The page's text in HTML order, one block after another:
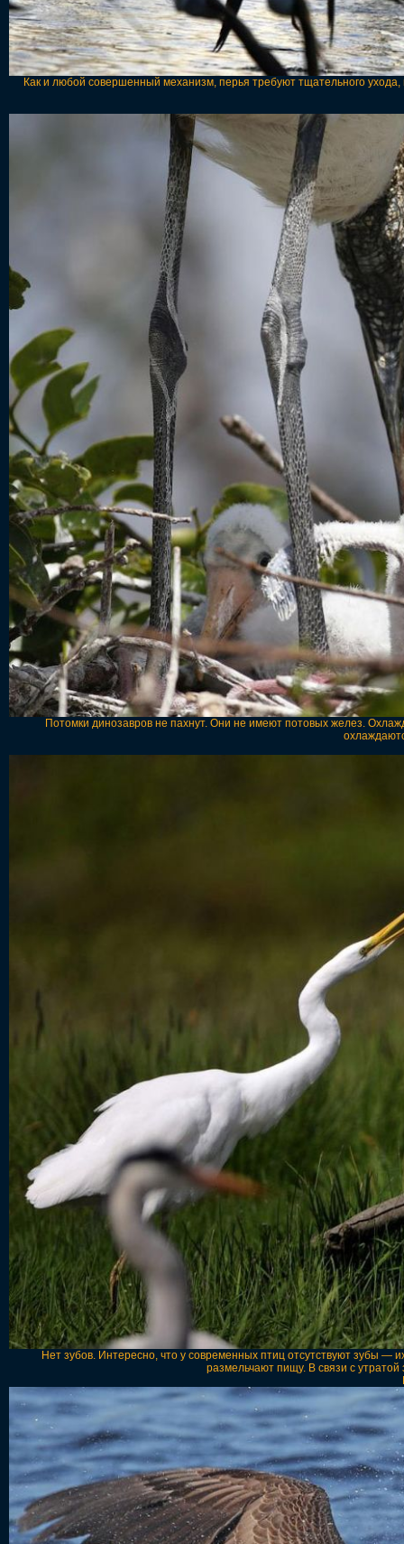
Как и любой совершенный механизм, перья требуют тщательного
Потомки динозавров не пахнут. Они не имеют потовых желез.
Нет зубов. Интересно, что у современных птиц отсутствуют зубы —
размельчают пищу. В связи с